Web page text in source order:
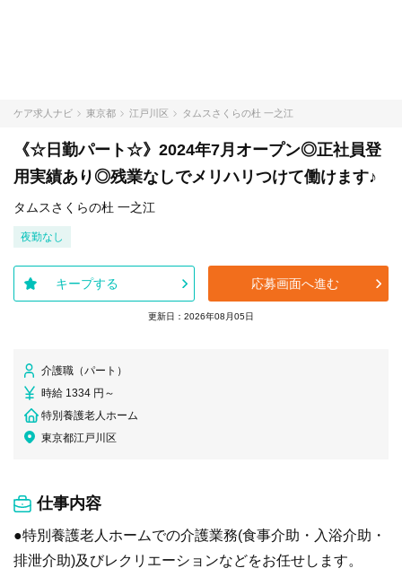
ケア求人ナビ 東京都 江戸川区 タムスさくらの杜 一之江
《☆日勤パート☆》2024年7月オープン◎正社員登
用実績あり◎残業なしでメリハリつけて働けます♪
タムスさくらの杜 一之江
夜勤なし
キープする 応募画面へ進む
更新日：2026年08月05日
介護職（パート）
時給 1334 円～
特別養護老人ホーム
東京都江戸川区
仕事内容
●特別養護老人ホームでの介護業務(食事介助・入浴介助・
排泄介助)及びレクリエーションなどをお任せします。